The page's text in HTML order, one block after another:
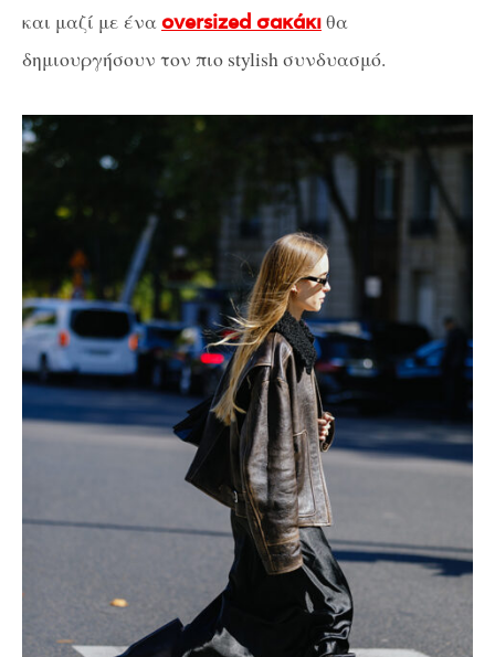
και μαζί με έναoversized σακάκιθα
δημιουργήσουν τον πιο stylish συνδυασμό.